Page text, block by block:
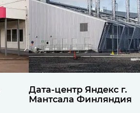
Дата-центр Яндекс г.
Мантсала Финляндия